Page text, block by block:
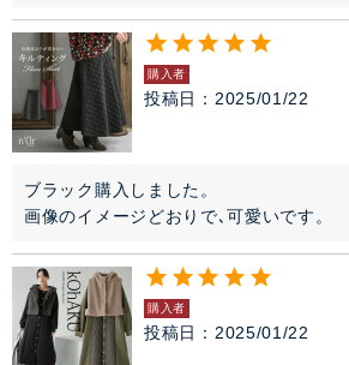
購入者
投稿日 2025/01/22
ブラック購入しました。
購入者
投稿日 2025/01/22